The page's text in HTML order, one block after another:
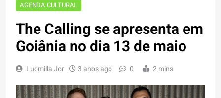
AGENDA CULTURAL
The Calling se apresenta em
Goiânia no dia 13 de maio
Ludmilla Jor 3 anos ago 0 2 mins